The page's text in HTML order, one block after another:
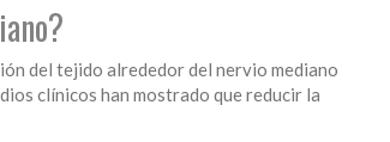
del tejido alrededor del nervio mediano
clínicos han mostrado que reducir la